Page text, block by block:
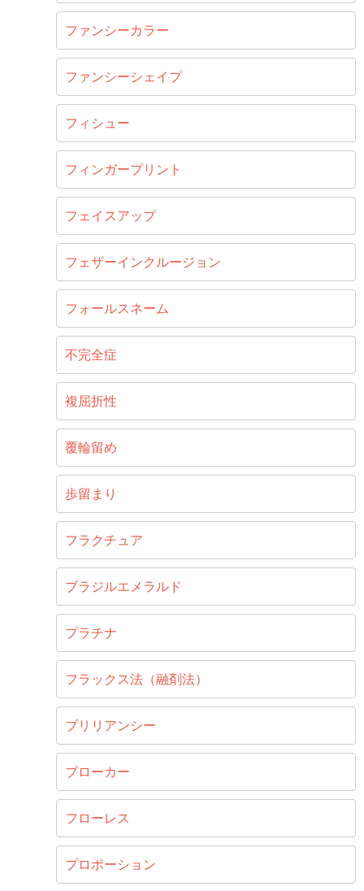
ファンシーカラー
ファンシーシェイプ
フィシュー
フィンガープリント
フェイスアップ
フェザーインクルージョン
フォールスネーム
不完全症
複屈折性
覆輪留め
歩留まり
フラクチュア
ブラジルエメラルド
プラチナ
フラックス法（融剤法）
ブリリアンシー
ブローカー
フローレス
プロポーション